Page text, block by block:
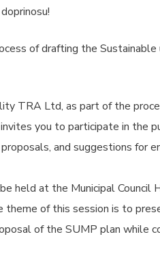
of drafting the Sustainable
TRA Ltd, as part of the
you to participate in the
and suggestions for
held at the Municipal Council
theme of this session is to
of the SUMP plan while